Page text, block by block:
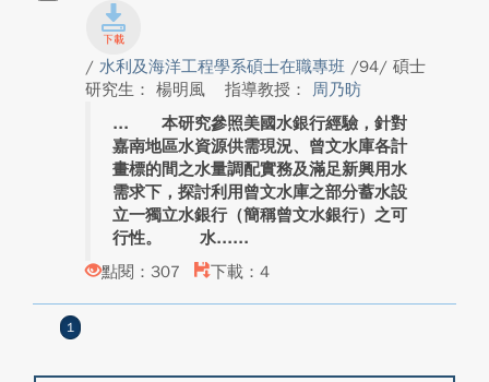
/ 水利及海洋工程學系碩士在職專班 /94/ 碩士
研究生： 楊明風
指導教授： 周乃昉
本研究參照美國水銀行經驗，針對
嘉南地區水資源供需現況、曾文水庫各計
畫標的間之水量調配實務及滿足新興用水
需求下，探討利用曾文水庫之部分蓄水設
立一獨立水銀行（簡稱曾文水銀行）之可
行性。 水...
點閱：307
下載：4
1